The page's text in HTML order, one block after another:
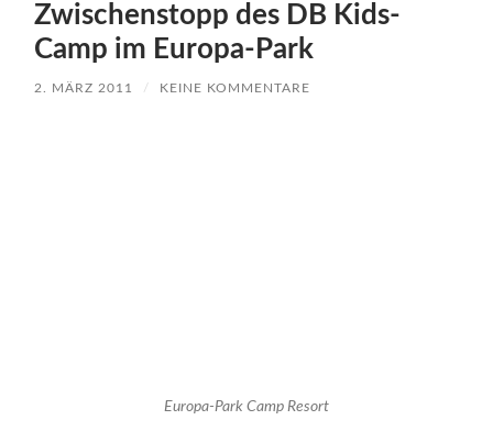
Zwischenstopp des DB Kids-
Camp im Europa-Park
2. MÄRZ 2011 / KEINE KOMMENTARE
beliebtes Ausflugsziel bei den Kindern.